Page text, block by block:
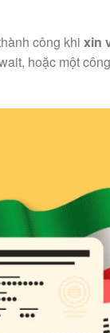
công khi xin
hoặc một